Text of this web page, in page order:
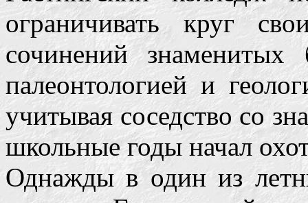
ограничивать круг
сочинений знаменитых
палеонтологией и
учитывая соседство со
школьные годы начал
Однажды в один из